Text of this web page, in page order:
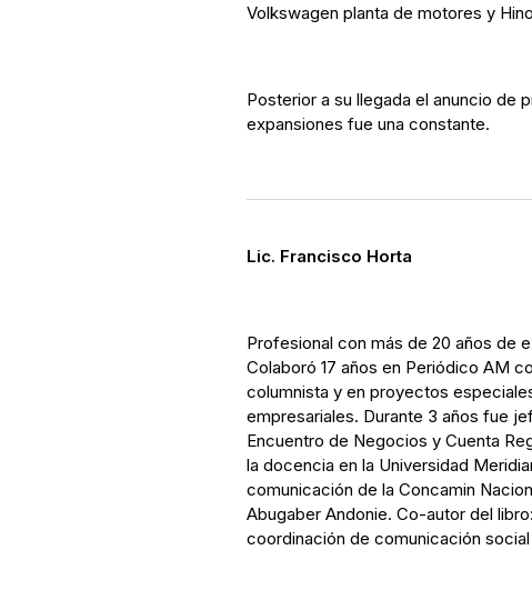
Volkswagen planta de motores y
Posterior a su llegada el anuncio de
expansiones fue una constante.
Lic. Francisco Horta
Profesional con más de 20 años de
Colaboró 17 años en Periódico AM
columnista y en proyectos
empresariales. Durante 3 años fue
Encuentro de Negocios y Cuenta
la docencia en la Universidad
comunicación de la Concamin
Abugaber Andonie. Co-autor del
coordinación de comunicación